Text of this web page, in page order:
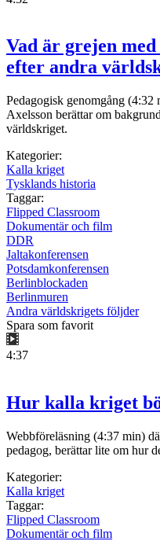
Vad är grejen
efter andra
Pedagogisk genomgång
Axelsson berättar om
världskriget.
Kategorier:
Kalla kriget
Tysklands historia
Taggar:
Flipped Classroom
Dokumentär och film
DDR
Jaltakonferensen
Potsdamkonferensen
Berlinblockaden
Berlinmuren
Andra världskrigets följder
Spara som favorit
4:37
Hur kalla kriget
Webbföreläsning (4:37 min)
pedagog, berättar lite om hur
Kategorier:
Kalla kriget
Taggar:
Flipped Classroom
Dokumentär och film